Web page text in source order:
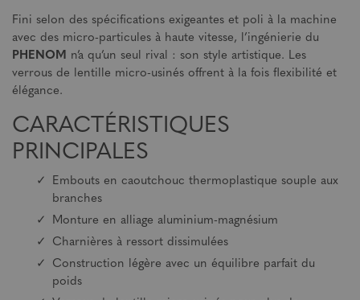
Fini selon des spécifications exigeantes et poli à la machine
avec des micro-particules à haute vitesse, l’ingénierie du
PHENOM n’a qu’un seul rival : son style artistique. Les
verrous de lentille micro-usinés offrent à la fois flexibilité et
élégance.
CARACTÉRISTIQUES
PRINCIPALES
Embouts en caoutchouc thermoplastique souple aux
branches
Monture en alliage aluminium-magnésium
Charnières à ressort dissimulées
Construction légère avec un équilibre parfait du
poids